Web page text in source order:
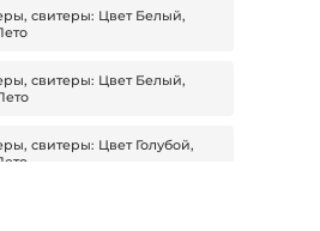
свитеры: Цвет Белый,
свитеры: Цвет Белый,
свитеры: Цвет Голубой,